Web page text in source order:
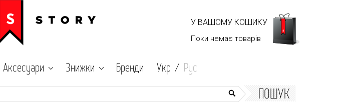
У ВАШОМУ КОШИКУ
Поки немає товарів
Аксесуари Знижки Бренди Укр / Рус
ПОШУК